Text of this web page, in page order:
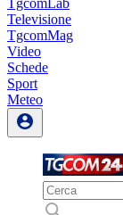
TgcomLab
Televisione
TgcomMag
Video
Schede
Sport
Meteo